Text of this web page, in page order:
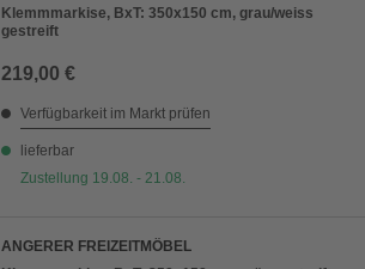
Klemmmarkise, BxT: 350x150 cm, grau/weiss
gestreift
219,00 €
Verfügbarkeit im Markt prüfen
lieferbar
Zustellung 19.08. - 21.08.
ANGERER FREIZEITMÖBEL